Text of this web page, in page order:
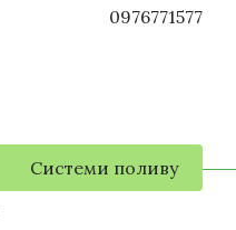
0976771577
Системи поливу